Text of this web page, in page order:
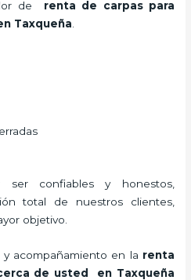
de renta de carpas para
Taxqueña.
ser confiables y honestos,
total de nuestros clientes,
objetivo.
acompañamiento en la renta
de usted en Taxqueña